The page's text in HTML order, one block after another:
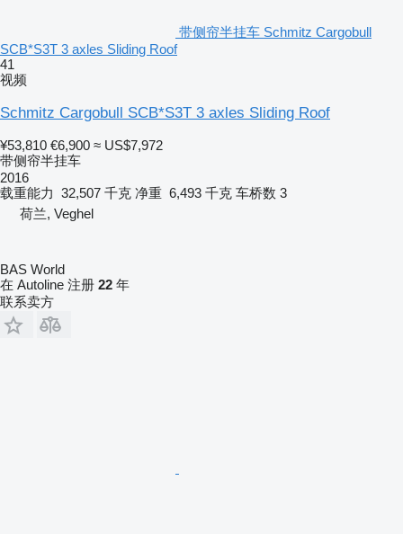
带侧帘半挂车 Schmitz Cargobull
SCB*S3T 3 axles Sliding Roof
41
视频
Schmitz Cargobull SCB*S3T 3 axles Sliding Roof
¥53,810 €6,900 ≈ US$7,972
带侧帘半挂车
2016
载重能力 32,507 千克 净重 6,493 千克 车桥数 3
荷兰, Veghel
BAS World
在 Autoline 注册 22 年
联系卖方